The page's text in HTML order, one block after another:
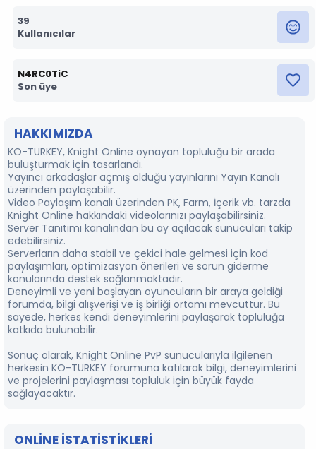
39
Kullanıcılar
N4RC0TiC
Son üye
HAKKIMIZDA
KO-TURKEY, Knight Online oynayan topluluğu bir arada
buluşturmak için tasarlandı.
Yayıncı arkadaşlar açmış olduğu yayınlarını Yayın Kanalı
üzerinden paylaşabilir.
⁠Video Paylaşım kanalı üzerinden PK, Farm, İçerik vb. tarzda
Knight Online hakkındaki videolarınızı paylaşabilirsiniz.
Server Tanıtımı kanalından bu ay açılacak sunucuları takip
edebilirsiniz.
Serverların daha stabil ve çekici hale gelmesi için kod
paylaşımları, optimizasyon önerileri ve sorun giderme
konularında destek sağlanmaktadır.
Deneyimli ve yeni başlayan oyuncuların bir araya geldiği
forumda, bilgi alışverişi ve iş birliği ortamı mevcuttur. Bu
sayede, herkes kendi deneyimlerini paylaşarak topluluğa
katkıda bulunabilir.
Sonuç olarak, Knight Online PvP sunucularıyla ilgilenen
herkesin KO-TURKEY forumuna katılarak bilgi, deneyimlerini
ve projelerini paylaşması topluluk için büyük fayda
sağlayacaktır.
ONLINE ISTATISTIKLERI